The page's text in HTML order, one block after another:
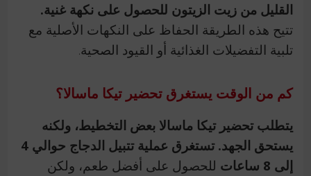
القليل من زيت الزيتون للحصول على نكهة غنية.
تتيح هذه الطريقة الحفاظ على النكهات الأصلية مع
تلبية التفضيلات الغذائية أو القيود الصحية.
كم من الوقت يستغرق تحضير تيكا ماسالا؟
يتطلب تحضير تيكا ماسالا بعض التخطيط، ولكنه
يستحق الجهد.
تستغرق عملية تتبيل الدجاج حوالي 4
إلى 8 ساعات
للحصول على أفضل طعم، ولكن